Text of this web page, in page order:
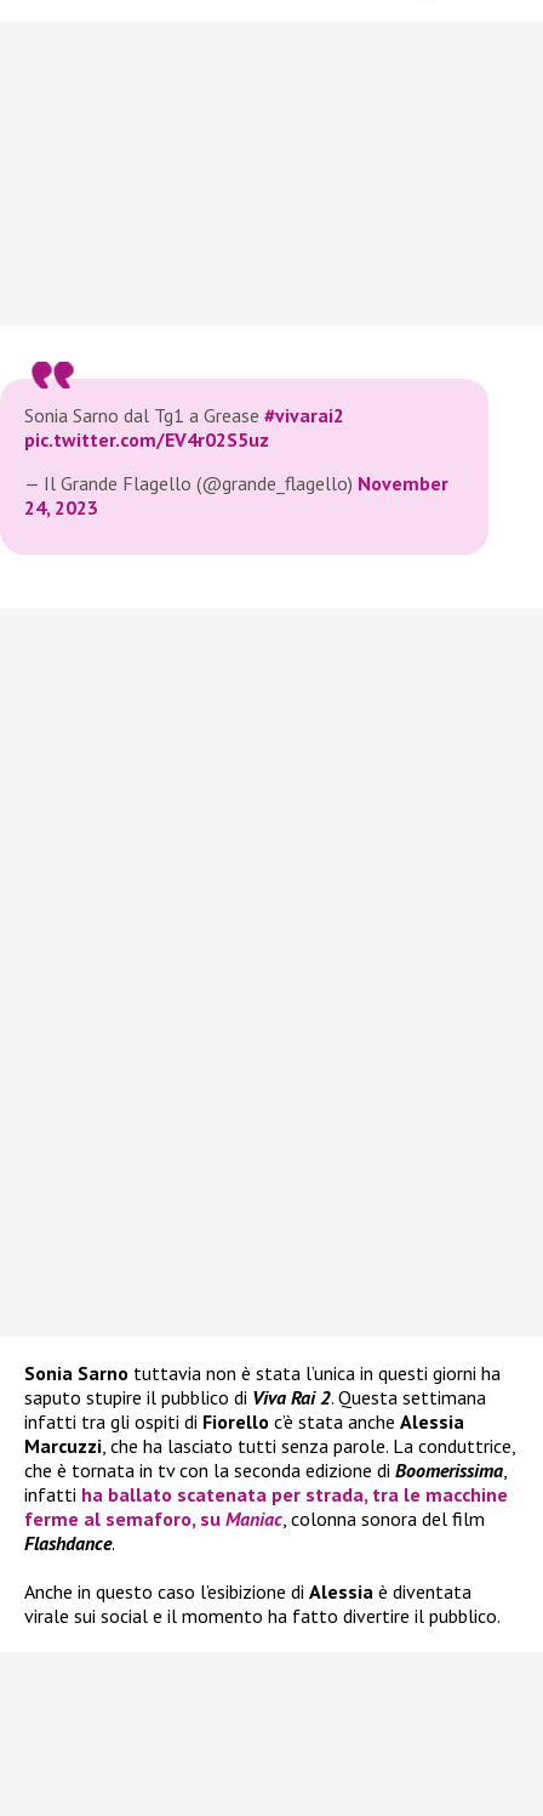
Sonia Sarno dal Tg1 a Grease #vivarai2
pic.twitter.com/EV4r02S5uz
— Il Grande Flagello (@grande_flagello) November
24, 2023
Sonia Sarno tuttavia non è stata l’unica in questi giorni ha
saputo stupire il pubblico di Viva Rai 2. Questa settimana
infatti tra gli ospiti di Fiorello c’è stata anche Alessia
Marcuzzi, che ha lasciato tutti senza parole. La conduttrice,
che è tornata in tv con la seconda edizione di Boomerissima,
infatti ha ballato scatenata per strada, tra le macchine
ferme al semaforo, su Maniac, colonna sonora del film
Flashdance.
Anche in questo caso l’esibizione di Alessia è diventata
virale sui social e il momento ha fatto divertire il pubblico.